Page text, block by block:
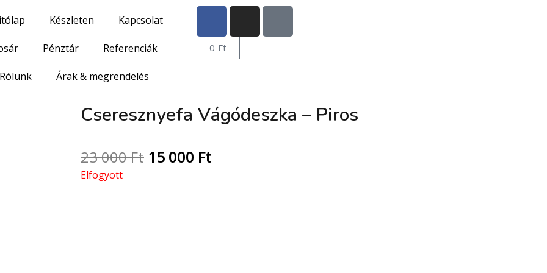
Készleten Kapcsolat
Pénztár Referenciák
Rólunk Árak & megrendelés
0 Ft
Cseresznyefa Vágódeszka – Piros
23 000Ft 15 000 Ft
Elfogyott